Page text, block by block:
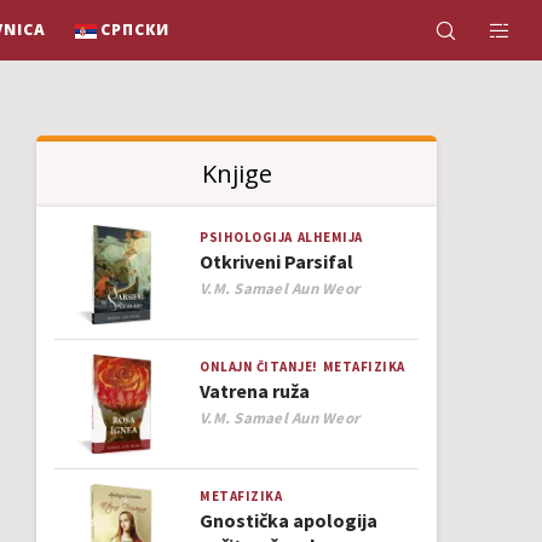
СРПСКИ
Knjige
PSIHOLOGIJA ALHEMIJA
Otkriveni Parsifal
Author
V.M. Samael Aun Weor
ONLAJN ČITANJE! METAFIZIKA
Vatrena ruža
Author
V.M. Samael Aun Weor
METAFIZIKA
Gnostička apologija